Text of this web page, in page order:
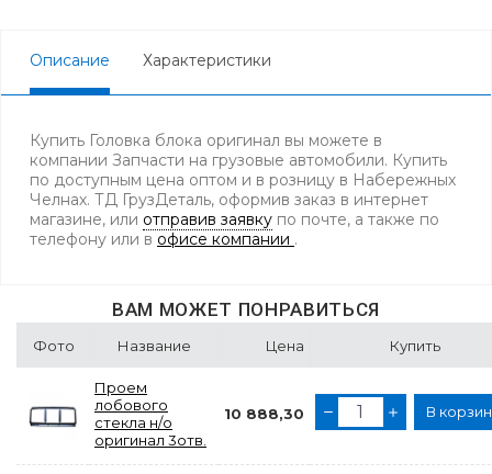
Описание Характеристики
Купить Головка блока оригинал вы можете в
компании Запчасти на грузовые автомобили. Купить
по доступным цена оптом и в розницу в Набережных
Челнах. ТД ГрузДеталь, оформив заказ в интернет
магазине, или отправив заявку по почте, а также по
телефону или в офисе компании .
ВАМ МОЖЕТ ПОНРАВИТЬСЯ
Фото Название Цена Купить
Проем
лобового
стекла н/о
оригинал 3отв.
10 888,30 В